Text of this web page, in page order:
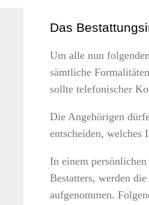
Das
Um alle nun
sämtliche
sollte telefonischer
Die Angehörigen
entscheiden, welches
In einem
Bestatters, werden
aufgenommen.